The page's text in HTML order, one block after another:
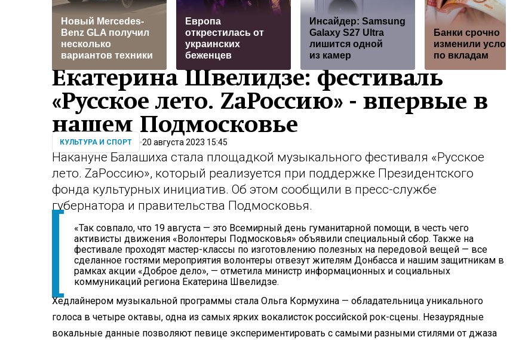
Новый Mercedes-
Benz GLA получил
несколько
вариантов техники
Европа
открестилась от
украинских
беженцев
Инсайдер: Samsung
Galaxy S27 Ultra
лишится одной
из камер
Банки срочно
изменили условия
по вкладам
Екатерина Швелидзе: фестиваль
«Русское лето. ZаРоссию» - впервые в
нашем Подмосковье
КУЛЬТУРА И СПОРТ 20 августа 2023 15:45
Накануне Балашиха стала площадкой музыкального фестиваля «Русское
лето. ZаРоссию», который реализуется при поддержке Президентского
фонда культурных инициатив. Об этом сообщили в пресс-службе
губернатора и правительства Подмосковья.
«Так совпало, что 19 августа — это Всемирный день гуманитарной помощи, в честь чего
активисты движения «Волонтеры Подмосковья» объявили специальный сбор. Также на
фестивале проходят мастер-классы по изготовлению полезных на передовой вещей — все
сделанное гостями мероприятия волонтеры отвезут жителям Донбасса и нашим защитникам в
рамках акции «Доброе дело», — отметила министр информационных и социальных
коммуникаций региона Екатерина Швелидзе.
Хедлайнером музыкальной программы стала Ольга Кормухина — обладательница уникального
голоса в четыре октавы, одна из самых ярких вокалисток российской рок-сцены. Незаурядные
вокальные данные позволяют певице экспериментировать с самыми разными стилями от джаза